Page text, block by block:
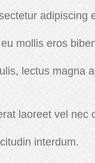
adipiscing
mollis eros
lectus magna
laoreet vel nec
interdum.